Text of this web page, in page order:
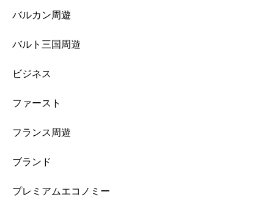
バルカン周遊
バルト三国周遊
ビジネス
ファースト
フランス周遊
ブランド
プレミアムエコノミー